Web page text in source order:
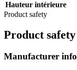
Hauteur intérieure
Product safety
Product safety
Manufacturer